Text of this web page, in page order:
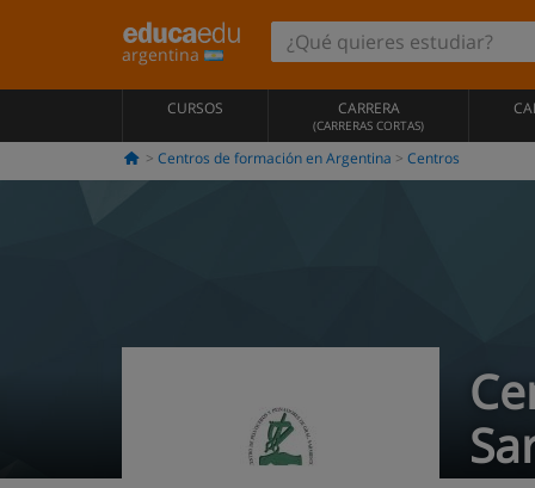
argentina
CURSOS CARRERA
(CARRERAS CORTAS)
Centros de formación en Argentina Centros